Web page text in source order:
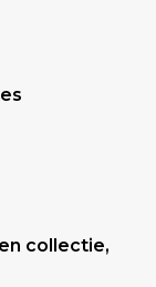
collectie,